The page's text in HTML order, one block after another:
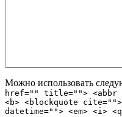
Можно использовать
href="" title=""> <abbr
<b> <blockquote
datetime=""> <em> <i>